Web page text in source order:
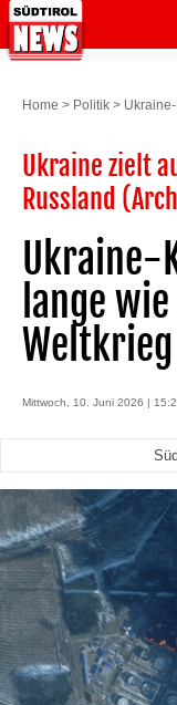
Home > Politik >
Ukraine zielt
Russland
Ukraine-
lange
Weltkrieg
Mittwoch, 10. Juni 2026 |